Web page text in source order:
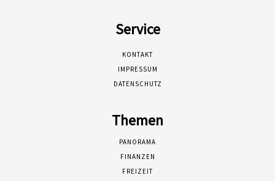
Service
KONTAKT
IMPRESSUM
DATENSCHUTZ
Themen
PANORAMA
FINANZEN
FREIZEIT